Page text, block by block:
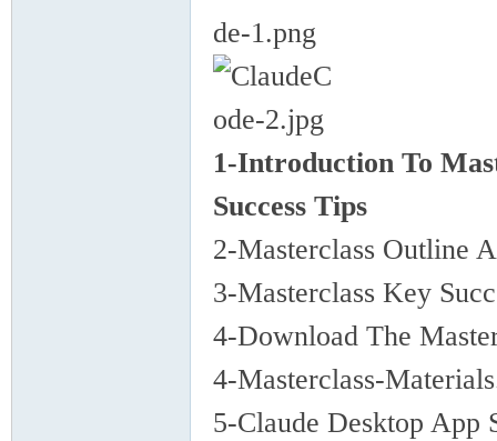
1-Introduction To
Success Tips
2-Masterclass Outline
3-Masterclass Key
4-Download The
4-Masterclass-
5-Claude Desktop App